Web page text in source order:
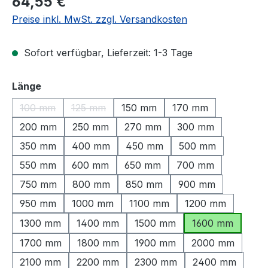
Preise inkl. MwSt. zzgl. Versandkosten
Sofort verfügbar, Lieferzeit: 1-3 Tage
Längeauswählen
100 mm
(Diese Option ist zurzeit nicht verfügbar.)
125 mm
(Diese Option ist zurzeit nicht verfügbar.)
150 mm
170 mm
200 mm
250 mm 270 mm
300 mm
350 mm
400 mm 450 mm
500 mm
550 mm
600 mm 650 mm
700 mm
750 mm
800 mm 850 mm
900 mm
950 mm
1000 mm 1100 mm
1200 mm
1300 mm
1400 mm 1500 mm
1600 mm
1700 mm
1800 mm 1900 mm
2000 mm
2100 mm
2200 mm 2300 mm
2400 mm